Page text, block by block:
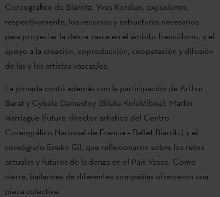
Coreográfico de Biarritz, Yves Kordian, expusieron,
respectivamente, los recursos y estructuras necesarios
para proyectar la danza vasca en el ámbito francófono, y el
apoyo a la creación, coproducción, cooperación y difusión
de las y los artistas vascas/os.
La jornada contó además con la participación de Arthur
Barat y Cybèle Damestoy (Bilaka Kolektiboa), Martin
Harriague (futuro director artístico del Centro
Coreográfico Nacional de Francia – Ballet Biarritz) y el
coreógrafo Eneko Gil, que reflexionaron sobre los retos
actuales y futuros de la danza en el País Vasco. Como
cierre, bailarines de diferentes compañías ofrecieron una
pieza colectiva.